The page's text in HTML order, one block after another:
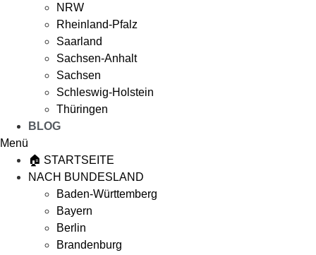
NRW
Rheinland-Pfalz
Saarland
Sachsen-Anhalt
Sachsen
Schleswig-Holstein
Thüringen
BLOG
Menü
🏠 STARTSEITE
NACH BUNDESLAND
Baden-Württemberg
Bayern
Berlin
Brandenburg